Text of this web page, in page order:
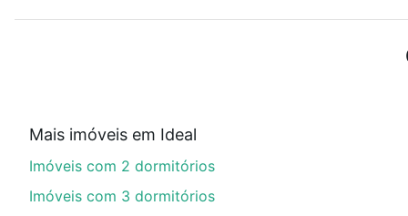
ou sem vaga de garagem para combinar
Imóveis com 3 quartos à venda em Ideal, Ipatinga,
Qual o preço de Imóveis com 3 quartos à venda
Aqui na Loft temos a oferta ideal para você, com
financiamento imobiliário as parcelas podem se
portal quanto custa comprar um apartamento
Mais imóveis em Ideal
Imóveis com 2 dormitórios
Imóveis com 3 dormitórios